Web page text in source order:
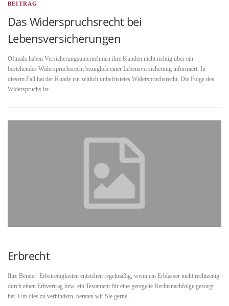
BEITRAG
Das Widerspruchsrecht bei
Lebensversicherungen
Oftmals haben Versicherungsunternehmen ihre Kunden nicht richtig über ein
bestehendes Widerspruchsrecht bezüglich einer Lebensversicherung informiert. In
diesem Fall hat der Kunde ein zeitlich unbefristetes Widerspruchsrecht. Die Folge des
Widerspruchs ist …
Erbrecht
Ihre Berater: Erbstreitigkeiten entstehen regelmäßig, wenn ein Erblasser nicht rechtzeitig
durch einen Erbvertrag bzw. ein Testament für eine geregelte Rechtsnachfolge gesorgt
hat. Um dies zu verhindern, beraten wir Sie gerne …